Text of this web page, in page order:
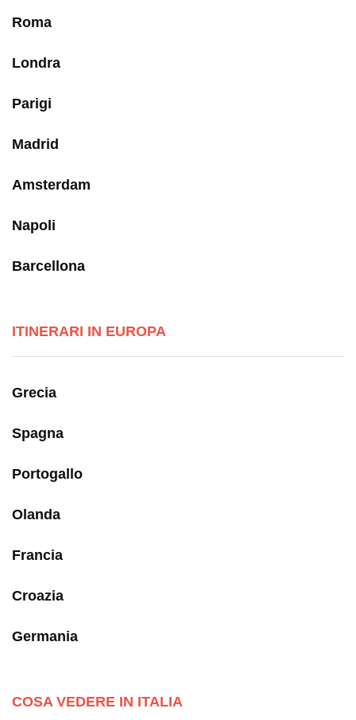
Roma
Londra
Parigi
Madrid
Amsterdam
Napoli
Barcellona
ITINERARI IN EUROPA
Grecia
Spagna
Portogallo
Olanda
Francia
Croazia
Germania
COSA VEDERE IN ITALIA